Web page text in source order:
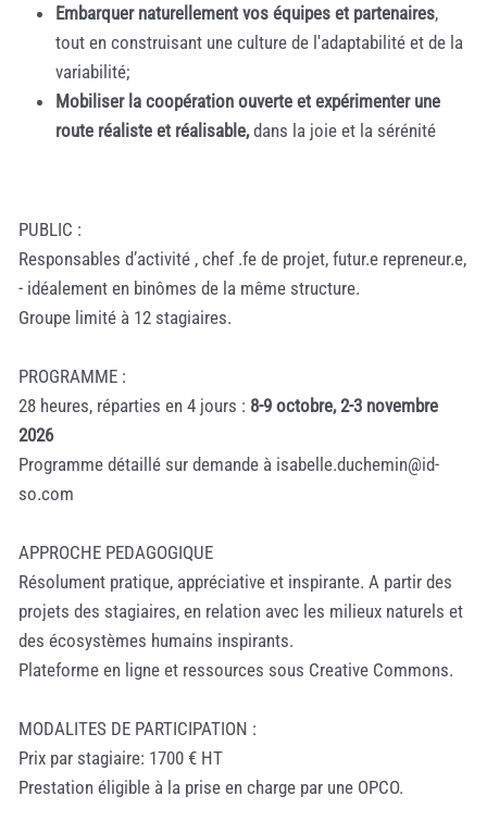
Embarquer naturellement vos équipes et partenaires,
tout en construisant une culture de l'adaptabilité et de la
variabilité;
Mobiliser la coopération ouverte et expérimenter une
route réaliste et réalisable,dans la joie et la sérénité
PUBLIC :
Responsables d’activité , chef .fe de projet, futur.e repreneur.e,
- idéalement en binômes de la même structure.
Groupe limité à 12 stagiaires.
PROGRAMME :
28 heures, réparties en 4 jours : 8-9 octobre, 2-3 novembre
2026
Programme détaillé sur demande à isabelle.duchemin@id-
so.com
APPROCHE PEDAGOGIQUE
Résolument pratique, appréciative et inspirante. A partir des
projets des stagiaires, en relation avec les milieux naturels et
des écosystèmes humains inspirants.
Plateforme en ligne et ressources sous Creative Commons.
MODALITES DE PARTICIPATION :
Prix par stagiaire: 1700 € HT
Prestation éligible à la prise en charge par une OPCO.